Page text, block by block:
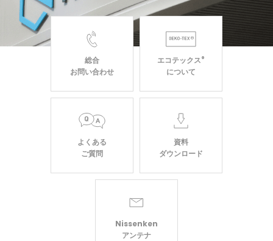
総合
お問い合わせ
エコテックス®
について
よくある
ご質問
資料
ダウンロード
Nissenken
アンテナ